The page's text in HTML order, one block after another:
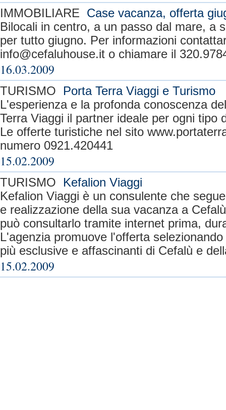
IMMOBILIARE Case vacanza, offerta
Bilocali in centro, a un passo dal mare, a
per tutto giugno. Per informazioni
info@cefaluhouse.it o chiamare il
16.03.2009
TURISMO Porta Terra Viaggi e Turismo
L'esperienza e la profonda conoscenza
Terra Viaggi il partner ideale per ogni tipo
Le offerte turistiche nel sito
numero 0921.420441
15.02.2009
TURISMO Kefalion Viaggi
Kefalion Viaggi è un consulente che
e realizzazione della sua vacanza a
può consultarlo tramite internet prima,
L'agenzia promuove l'offerta
più esclusive e affascinanti di Cefalù e
15.02.2009